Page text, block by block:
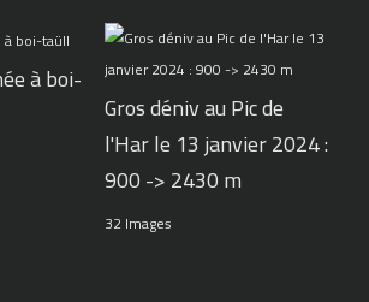
à boi-
Gros déniv au Pic de
l'Har le 13 janvier 2024 :
900 -> 2430 m
32 Images